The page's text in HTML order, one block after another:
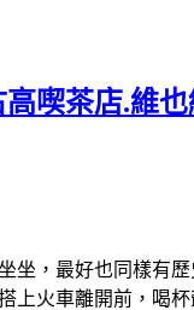
喫茶店.維
，最好也同樣有
火車離開前，喝